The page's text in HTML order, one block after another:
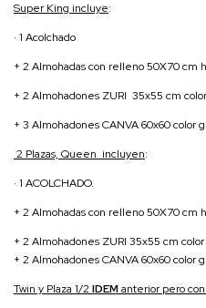
Super King incluye:
· 1 Acolchado
+ 2 Almohadas con relleno 50X70 cm
+ 2 Almohadones ZURI 35x55 cm
+ 3 Almohadones CANVA 60x60 color
2 Plazas, Queen incluyen:
· 1 ACOLCHADO.
+ 2 Almohadas con relleno 50X70 cm
+ 2 Almohadones ZURI 35x55 cm
+ 2 Almohadones CANVA 60x60 color
Twin y Plaza 1/2 IDEManterior pero